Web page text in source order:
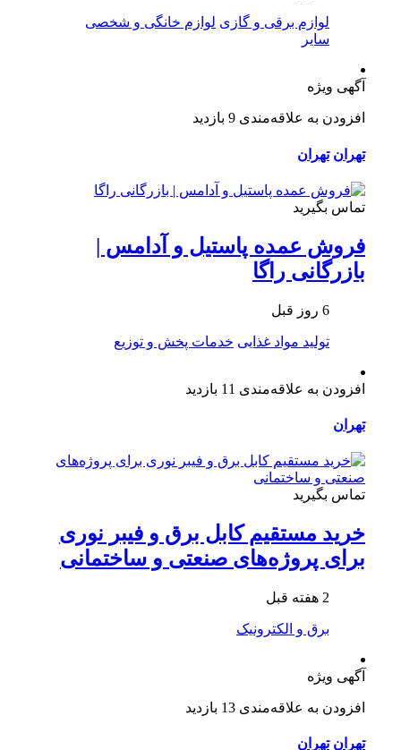
لوازم برقی و گازی لوازم خانگی و شخصی
سایر
آگهی ویژه
افزودن به علاقه‌مندی 9 بازدید
تهران تهران
تماس بگیرید
فروش عمده پاستیل و آدامس |
بازرگانی راگا
6 روز قبل
تولید مواد غذایی خدمات پخش و توزیع
افزودن به علاقه‌مندی 11 بازدید
تهران
تماس بگیرید
خرید مستقیم کابل برق و فیبر نوری
برای پروژه‌های صنعتی و ساختمانی
2 هفته قبل
برق و الکترونیک
آگهی ویژه
افزودن به علاقه‌مندی 13 بازدید
تهران تهران